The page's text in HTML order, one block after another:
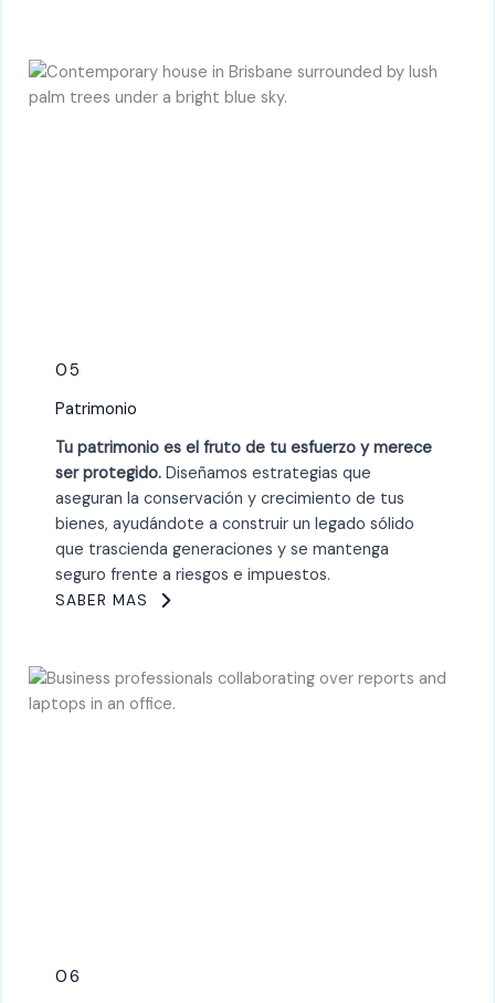
05
Patrimonio
Tu patrimonio es el fruto de tu esfuerzo y merece
ser protegido. Diseñamos estrategias que
aseguran la conservación y crecimiento de tus
bienes, ayudándote a construir un legado sólido
que trascienda generaciones y se mantenga
seguro frente a riesgos e impuestos.
SABER MAS
06